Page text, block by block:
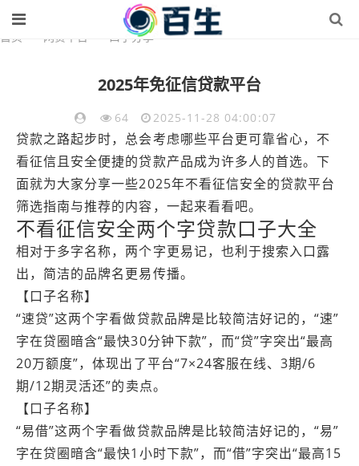
首页 网贷平台 口子分享
2025年免征信贷款平台
64 2025-11-28 04:00:07
贷款之路起步时，总会考虑哪些平台更可靠省心，不
看征信且安全便捷的贷款产品成为许多人的首选。下
面就为大家分享一些2025年不看征信安全的贷款平台
筛选指南与推荐的内容，一起来看看吧。
不看征信安全两个字贷款口子大全
相对于多字名称，两个字更易记，也利于搜索入口露
出，简洁的品牌名更易传播。
【口子名称】
“速贷”这两个字看做贷款品牌是比较简洁好记的，“速”
字在贷圈暗含“最快30分钟下款”，而“贷”字突出“最高
20万额度”，体现出了平台“7×24客服在线、3期/6
期/12期灵活还”的卖点。
【口子名称】
“易借”这两个字看做贷款品牌是比较简洁好记的，“易”
字在贷圈暗含“最快1小时下款”，而“借”字突出“最高15